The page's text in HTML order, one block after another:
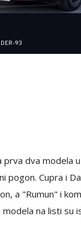
93
dva modela
pogon. Cupra i
a "Rumun" i
na listi su